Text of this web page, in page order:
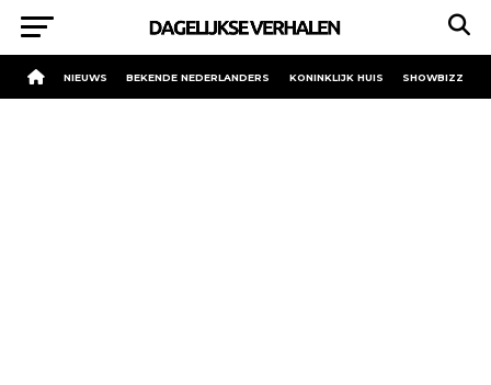
NIEUWS BEKENDE NEDERLANDERS KONINKLIJK HUIS SHOWBIZZ